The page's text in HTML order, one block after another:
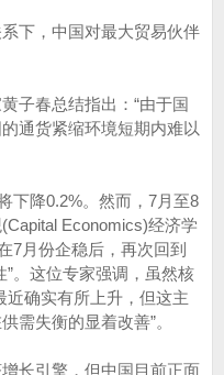
下，中国对最大贸易伙伴
子春总结指出：“由于国
通货紧缩环境短期内难以
下降0.2%。然而，7月至8
Economics)经济学
7月份企稳后，再次回到
。这位专家强调，虽然核
近确实有所上升，但这主
需失衡的显着改善”。
长引擎，但中国目前正面